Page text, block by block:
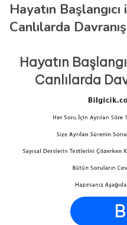
Hayatın
Canlılarda
Hayatın
Canlılarda